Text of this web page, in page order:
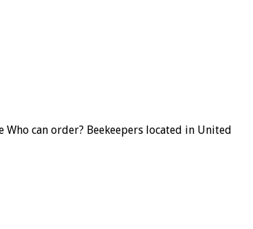
can order? Beekeepers located in United